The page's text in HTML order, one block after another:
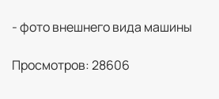
- фото внешнего вида машины
Просмотров: 28606